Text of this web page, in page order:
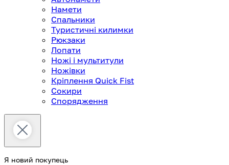
Намети
Спальники
Туристичні килимки
Рюкзаки
Лопати
Ножі і мультитули
Ножівки
Кріплення Quick Fist
Сокири
Спорядження
Я новий покупець